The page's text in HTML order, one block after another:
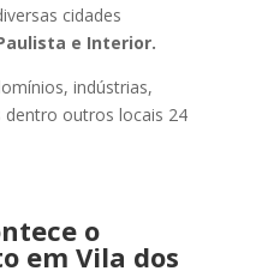
cidades
e Interior.
indústrias,
dentro outros locais 24
o
em Vila dos